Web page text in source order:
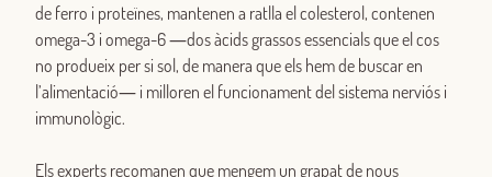
de ferro i proteïnes, mantenen a ratlla el colesterol, contenen
omega-3 i omega-6 ―dos àcids grassos essencials que el cos
no produeix per si sol, de manera que els hem de buscar en
l’alimentació― i milloren el funcionament del sistema nerviós i
immunològic.
Els experts recomanen que mengem un grapat de nous